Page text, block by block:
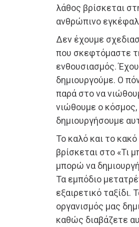
λάθος βρίσκεται
ανθρώπινο
Δεν έχουμε
που σκεφτόμαστε
ενθουσιασμός.
δημιουργούμε. Ο
παρά στο να
νιώθουμε ο
δημιουργήσουμε
Το καλό και το
βρίσκεται στο «Τι
μπορώ να
Τα εμπόδιο
εξαιρετικό ταξίδι.
οργανισμός μας
καθώς διαβάζετε